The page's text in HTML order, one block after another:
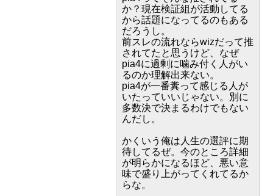
か？現在検証組が活動してる
から話題になってるのもある
だろうし。
前スレの流れならwizだって推
されてたと思うけど、なぜ
pia4に過剰に噛み付く人がい
るのか理解出来ない。
pia4が一番糞って感じる人が
いたっていいじゃない。別に
多数決で決まるわけでもない
んだし。
かくいう俺は人生の選評に期
待してるぜ。今のところ詳細
が明らかになるほど、悪い意
味で盛り上がってくれてるか
らな。